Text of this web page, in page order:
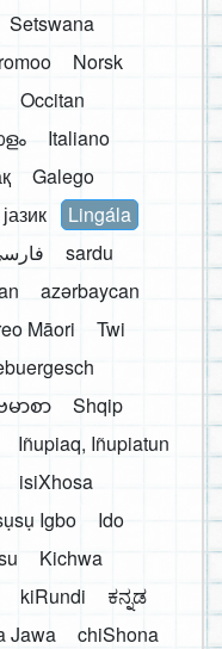
Setswana
Norsk
Occitan
Italiano
Galego
Lingála
sardu
azərbaycan
Māori
Twi
မာစာ
Shqip
Iñupiaq, Iñupiatun
isiXhosa
Igbo
Ido
Kichwa
kiRundi
ಕನ್ನಡ
Jawa
chiShona